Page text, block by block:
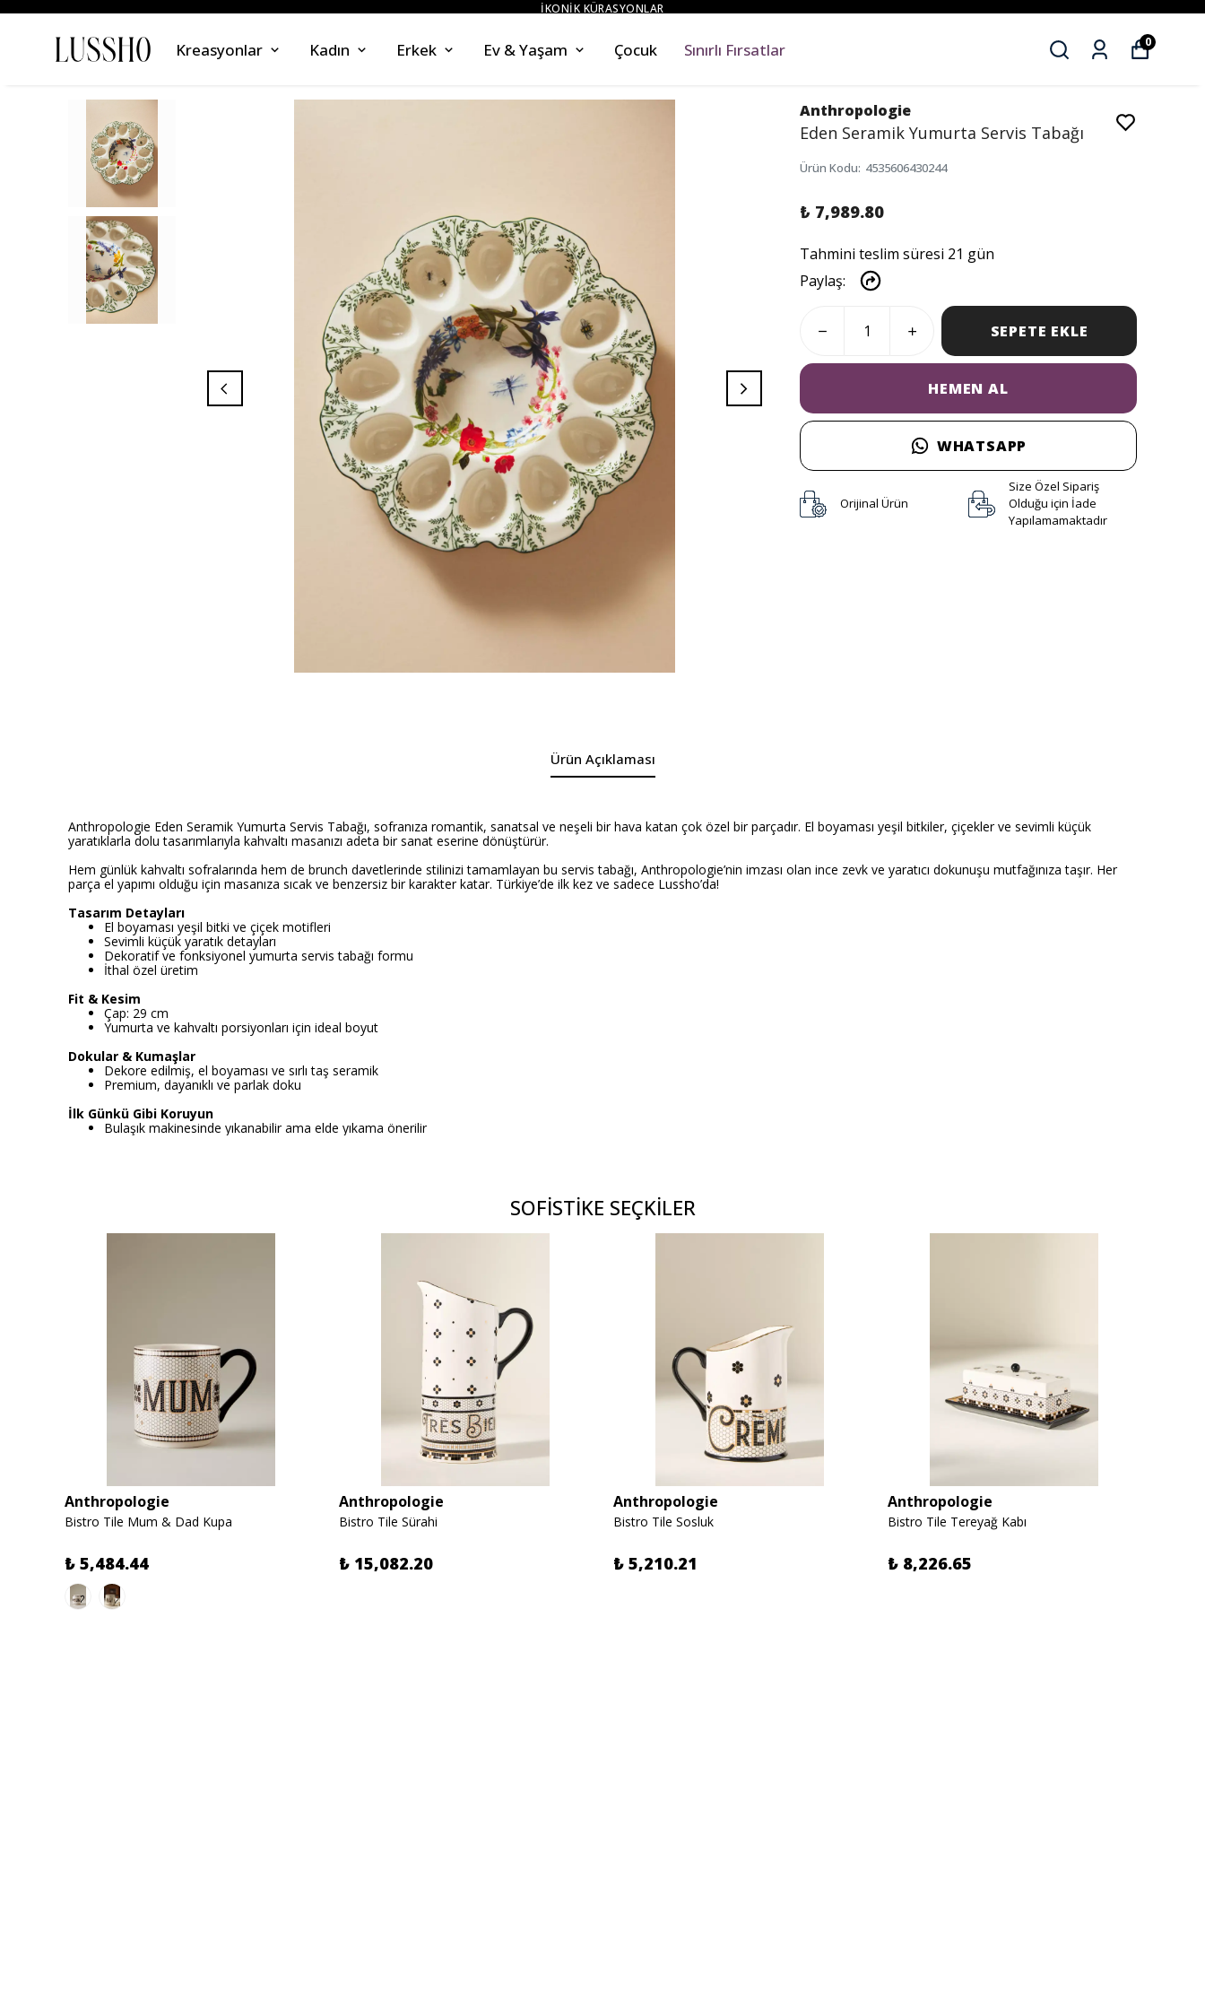
İKONİK KÜRASYONLAR
Kreasyonlar Kadın Erkek Ev & Yaşam Çocuk Sınırlı Fırsatlar 0
Anthropologie
Eden Seramik Yumurta Servis Tabağı
Ürün Kodu: 4535606430244
₺ 7,989.80
Tahmini teslim süresi 21 gün
Paylaş:
SEPETE EKLE
HEMEN AL
WHATSAPP
Orijinal Ürün
Size Özel Sipariş
Olduğu için İade
Yapılamamaktadır
Ürün Açıklaması
Anthropologie Eden Seramik Yumurta Servis Tabağı, sofranıza romantik, sanatsal ve neşeli bir hava katan çok özel bir parçadır. El boyaması yeşil bitkiler, çiçekler ve sevimli küçük
yaratıklarla dolu tasarımlarıyla kahvaltı masanızı adeta bir sanat eserine dönüştürür.
Hem günlük kahvaltı sofralarında hem de brunch davetlerinde stilinizi tamamlayan bu servis tabağı, Anthropologie’nin imzası olan ince zevk ve yaratıcı dokunuşu mutfağınıza taşır. Her
parça el yapımı olduğu için masanıza sıcak ve benzersiz bir karakter katar. Türkiye’de ilk kez ve sadece Lussho’da!
Tasarım Detayları
El boyaması yeşil bitki ve çiçek motifleri
Sevimli küçük yaratık detayları
Dekoratif ve fonksiyonel yumurta servis tabağı formu
İthal özel üretim
Fit & Kesim
Çap: 29 cm
Yumurta ve kahvaltı porsiyonları için ideal boyut
Dokular & Kumaşlar
Dekore edilmiş, el boyaması ve sırlı taş seramik
Premium, dayanıklı ve parlak doku
İlk Günkü Gibi Koruyun
Bulaşık makinesinde yıkanabilir ama elde yıkama önerilir
SOFİSTİKE SEÇKİLER
Anthropologie
Bistro Tile Mum & Dad Kupa
₺ 5,484.44
Anthropologie
Bistro Tile Sürahi
₺ 15,082.20
Anthropologie
Bistro Tile Sosluk
₺ 5,210.21
Anthropologie
Bistro Tile Tereyağ Kabı
₺ 8,226.65